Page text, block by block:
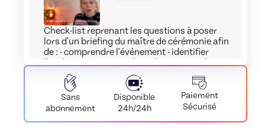
Check-list reprenant les questions à poser
lors d'un briefing du maître de cérémonie afin
de : - comprendre l'événement - identifier
l'audience - optimiser les relation entre le MC
et l'organisateur de l'événement
Sans
abonnement
Disponible
24h/24h
Paiement
Sécurisé